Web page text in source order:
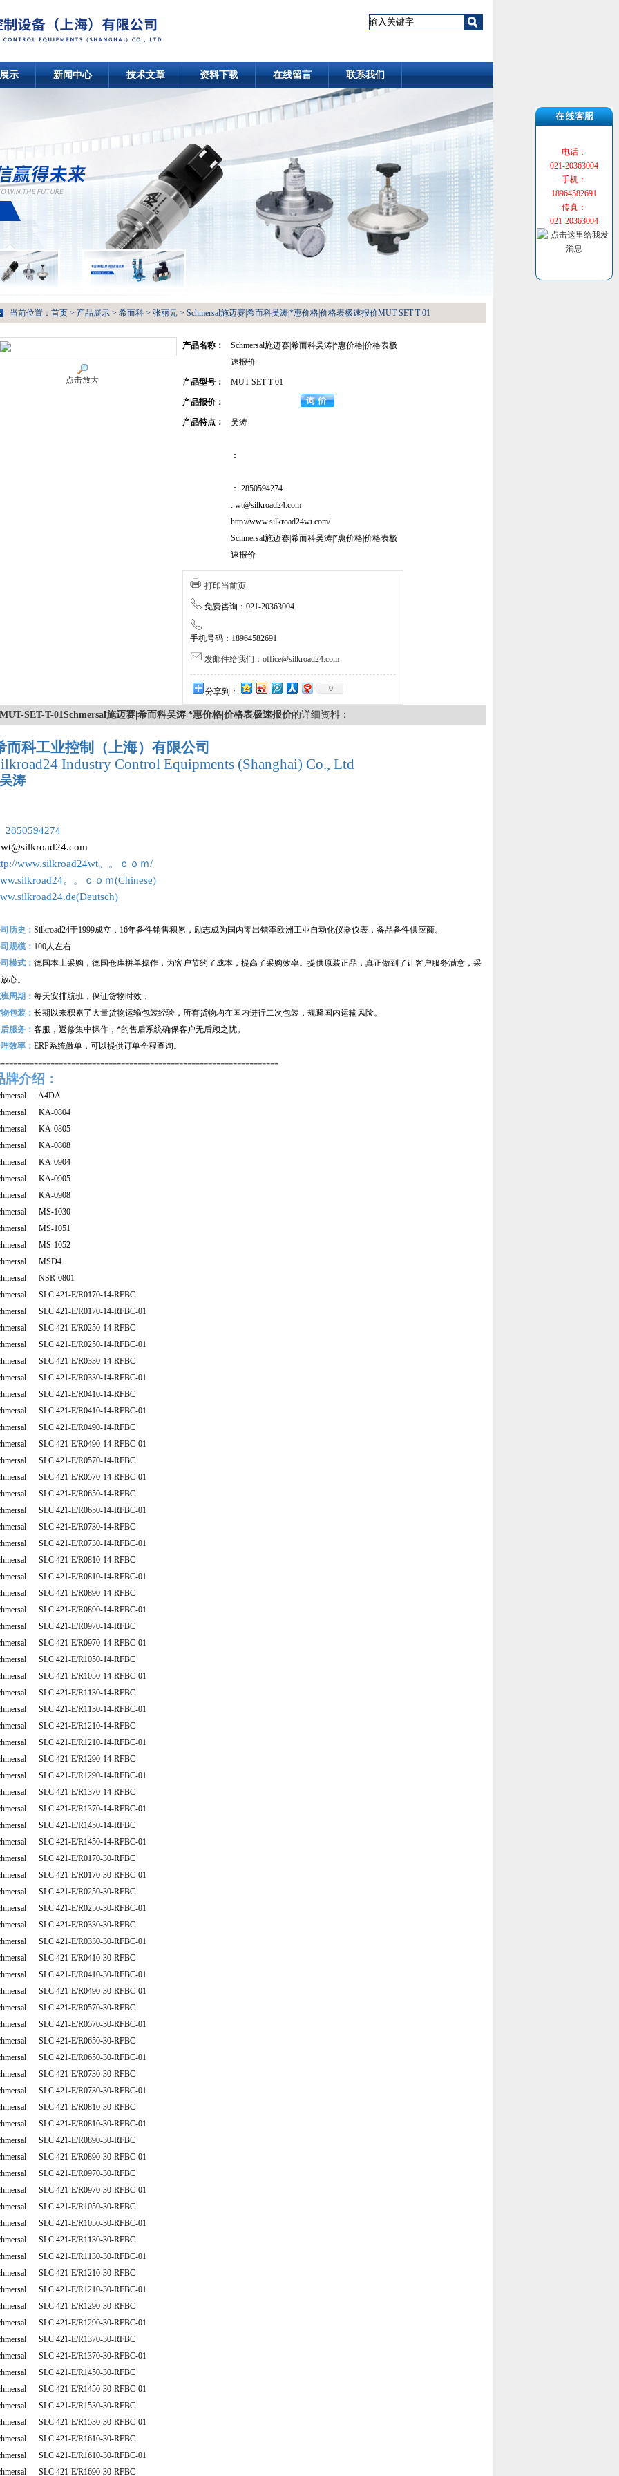
示 新闻中心 技术文章 资料下载 在线留言 联系我们
当前位置： 首页 > 产品展示 > 希而科 > 张丽元 > Schmersal施迈赛|希而科吴涛|*惠价格|价格表极速报价MUT-SET-T-01
点击放大
产品名称：
Schmersal施迈赛|希而科吴涛|*惠价格|价格表极
速报价
产品型号： MUT-SET-T-01
产品报价：
产品特点： 吴涛
：
： 2850594274
: wt@silkroad24.com
http://www.silkroad24wt.com/
Schmersal施迈赛|希而科吴涛|*惠价格|价格表极
速报价
打印当前页
免费咨询：021-20363004
手机号码：18964582691
发邮件给我们：office@silkroad24.com
分享到： 0
MUT-SET-T-01Schmersal施迈赛|希而科吴涛|*惠价格|价格表极速报价的详细资料：
而科工业控制（上海）有限公司
Industry Control Equipments (Shanghai) Co., Ltd
吴涛
2850594274
wt@silkroad24.com
www.silkroad24wt。。ｃｏｍ/
。。ｃｏｍ(Chinese)
历史： Silkroad24于1999成立，16年备件销售积累，励志成为国内零出错率欧洲工业自动化仪器仪表，备品备件供应商。
规模： 100人左右
模式： 德国本土采购，德国仓库拼单操作，为客户节约了成本，提高了采购效率。提供原装正品，真正做到了让客户服务满意，采
心。
周期： 每天安排航班，保证货物时效，
包装： 长期以来积累了大量货物运输包装经验，所有货物均在国内进行二次包装，规避国内运输风险。
服务： 客服，返修集中操作，*的售后系统确保客户无后顾之忧。
效率： ERP系统做单，可以提供订单全程查询。
牌介绍：
A4DA
KA-0804
KA-0805
KA-0808
KA-0904
KA-0905
KA-0908
MS-1030
MS-1051
MS-1052
MSD4
NSR-0801
SLC 421-E/R0170-14-RFBC
SLC 421-E/R0170-14-RFBC-01
SLC 421-E/R0250-14-RFBC
SLC 421-E/R0250-14-RFBC-01
SLC 421-E/R0330-14-RFBC
SLC 421-E/R0330-14-RFBC-01
SLC 421-E/R0410-14-RFBC
SLC 421-E/R0410-14-RFBC-01
SLC 421-E/R0490-14-RFBC
SLC 421-E/R0490-14-RFBC-01
SLC 421-E/R0570-14-RFBC
SLC 421-E/R0570-14-RFBC-01
SLC 421-E/R0650-14-RFBC
SLC 421-E/R0650-14-RFBC-01
SLC 421-E/R0730-14-RFBC
SLC 421-E/R0730-14-RFBC-01
SLC 421-E/R0810-14-RFBC
SLC 421-E/R0810-14-RFBC-01
SLC 421-E/R0890-14-RFBC
SLC 421-E/R0890-14-RFBC-01
SLC 421-E/R0970-14-RFBC
SLC 421-E/R0970-14-RFBC-01
SLC 421-E/R1050-14-RFBC
SLC 421-E/R1050-14-RFBC-01
SLC 421-E/R1130-14-RFBC
SLC 421-E/R1130-14-RFBC-01
SLC 421-E/R1210-14-RFBC
SLC 421-E/R1210-14-RFBC-01
SLC 421-E/R1290-14-RFBC
SLC 421-E/R1290-14-RFBC-01
SLC 421-E/R1370-14-RFBC
SLC 421-E/R1370-14-RFBC-01
SLC 421-E/R1450-14-RFBC
SLC 421-E/R1450-14-RFBC-01
SLC 421-E/R0170-30-RFBC
SLC 421-E/R0170-30-RFBC-01
SLC 421-E/R0250-30-RFBC
SLC 421-E/R0250-30-RFBC-01
SLC 421-E/R0330-30-RFBC
SLC 421-E/R0330-30-RFBC-01
SLC 421-E/R0410-30-RFBC
SLC 421-E/R0410-30-RFBC-01
SLC 421-E/R0490-30-RFBC-01
SLC 421-E/R0570-30-RFBC
SLC 421-E/R0570-30-RFBC-01
SLC 421-E/R0650-30-RFBC
SLC 421-E/R0650-30-RFBC-01
SLC 421-E/R0730-30-RFBC
SLC 421-E/R0730-30-RFBC-01
SLC 421-E/R0810-30-RFBC
SLC 421-E/R0810-30-RFBC-01
SLC 421-E/R0890-30-RFBC
SLC 421-E/R0890-30-RFBC-01
SLC 421-E/R0970-30-RFBC
SLC 421-E/R0970-30-RFBC-01
SLC 421-E/R1050-30-RFBC
SLC 421-E/R1050-30-RFBC-01
SLC 421-E/R1130-30-RFBC
SLC 421-E/R1130-30-RFBC-01
SLC 421-E/R1210-30-RFBC
SLC 421-E/R1210-30-RFBC-01
SLC 421-E/R1290-30-RFBC
SLC 421-E/R1290-30-RFBC-01
SLC 421-E/R1370-30-RFBC
SLC 421-E/R1370-30-RFBC-01
SLC 421-E/R1450-30-RFBC
SLC 421-E/R1450-30-RFBC-01
SLC 421-E/R1530-30-RFBC
SLC 421-E/R1530-30-RFBC-01
SLC 421-E/R1610-30-RFBC
SLC 421-E/R1610-30-RFBC-01
SLC 421-E/R1690-30-RFBC
电话：
021-20363004
手机：
18964582691
传真：
021-20363004